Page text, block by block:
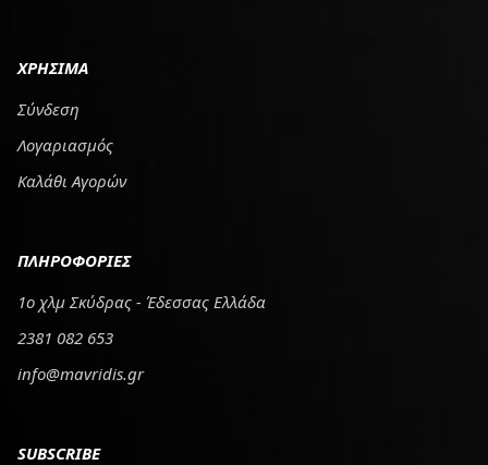
ΧΡΗΣΙΜΑ
Σύνδεση
Λογαριασμός
Καλάθι Αγορών
ΠΛΗΡΟΦΟΡΙΕΣ
1ο χλμ Σκύδρας - Έδεσσας Ελλάδα
2381 082 653
info@mavridis.gr
SUBSCRIBE